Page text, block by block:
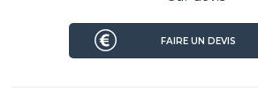
FAIRE UN DEVIS